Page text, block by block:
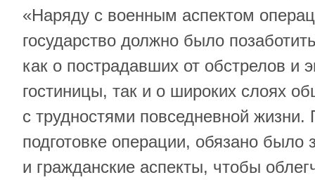
«Наряду с военным аспектом
государство должно было
как о пострадавших от обстрелов и
гостиницы, так и о широких слоях
с трудностями повседневной жизни.
подготовке операции, обязано было
и гражданские аспекты, чтобы